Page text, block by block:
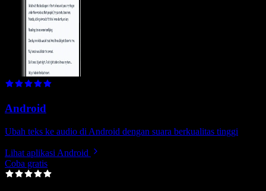
Android
Ubah teks ke audio di Android dengan suara berkualitas tinggi
Lihat aplikasi Android
Coba gratis